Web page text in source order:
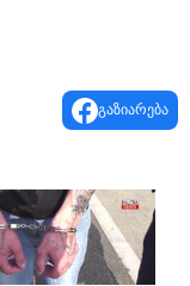
გაზიარება